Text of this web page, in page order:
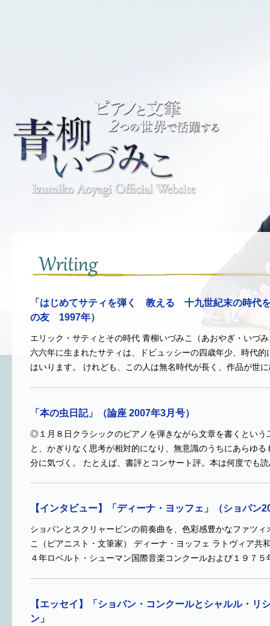
「はじめてサティを弾く 教える 十九世紀末の時代
の友 1997年）
エリック・サティとその時代 青柳いづみこ（あおやぎ・いづ
六六年に生まれたサティは、ドビュッシーの四歳年少、時代的
はいります。 けれども、この人は無名時代が長く、作品が世
「本の虫日記」（論座 2007年3月号）
◎１月８日クラシックのピアノを弾きながら文章を書くという
と、かぎりなく思考が相対的になり、無意識のうちにあらゆ
分に気づく。 たとえば、書評とコンサート評。本は何度でも
【インタビュー】「ディーナ・ヨッフェ」（ショパン
ショパンとスクリャービンの前奏曲を、色彩感豊かなファツ
こ（ピアニスト・文筆家） ディーナ・ヨッフェ ラトヴィア共
４年ロベルト・シューマン国際音楽コンクールおよび１９７
【エッセイ】「ショパン・コンクールとシャルル・リ
ン」